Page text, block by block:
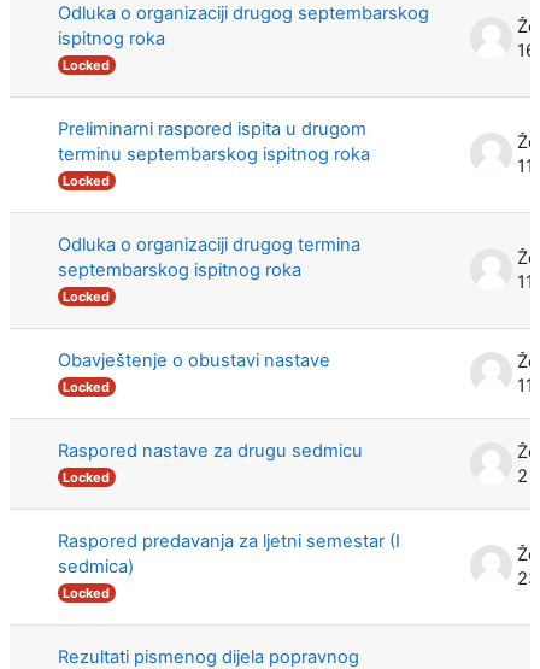
Odluka o organizaciji drugog septembarskog
ispitnog roka
Locked
Preliminarni raspored ispita u drugom
terminu septembarskog ispitnog roka
Locked
Odluka o organizaciji drugog termina
septembarskog ispitnog roka
Locked
Obavještenje o obustavi nastave
Locked
Raspored nastave za drugu sedmicu
Locked
2
Raspored predavanja za ljetni semestar (I
sedmica)
Locked
Rezultati pismenog dijela popravnog